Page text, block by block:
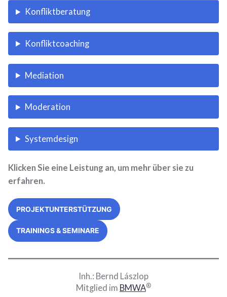
Konfliktberatung
Konfliktcoaching
Mediation
Moderation
Systemdesign
Klicken Sie eine Leistung an, um mehr über sie zu
erfahren.
PROJEKTUNTERSTÜTZUNG
TRAININGS & SEMINARE
Inh.: Bernd Lászlop
Mitglied im BMWA®